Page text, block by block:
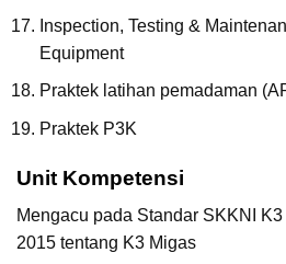
Inspection, Testing &
Equipment
Praktek latihan pemadaman
Praktek P3K
Unit Kompetensi
Mengacu pada Standar SKKNI
2015 tentang K3 Migas